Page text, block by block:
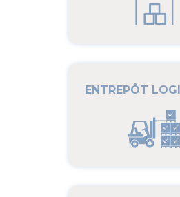
ENTREPÔT